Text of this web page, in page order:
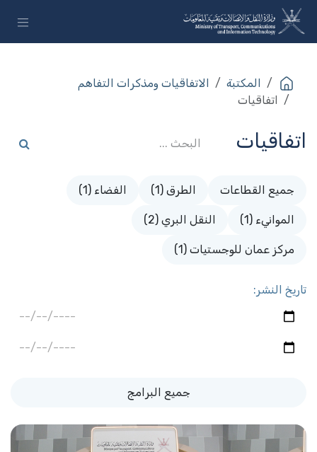
تخطي للذهاب إلى المحتوى
المكتبة
الاتفاقيات ومذكرات التفاهم
اتفاقيات
اتفاقيات
جميع القطاعات الطرق (1) الفضاء (1)
الموانيء (1) النقل البري (2)
مركز عمان للوجستيات (1)
تاريخ النشر:
جميع البرامج